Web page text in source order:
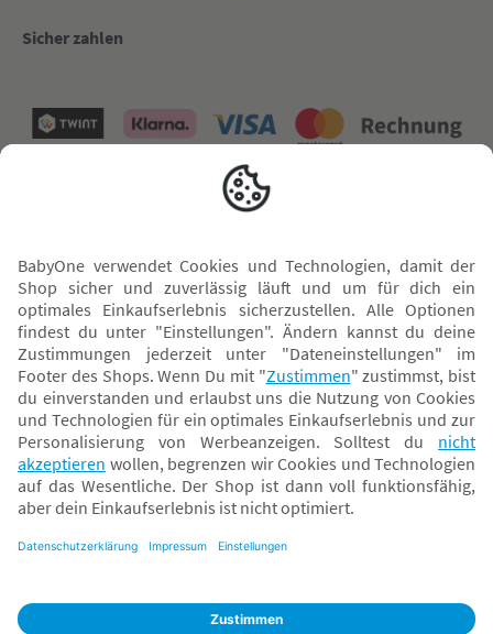
Sicher zahlen
* Alle Preise inkl. MwSt. und ggf. zzgl.Versandkosten. Der dargestellte Preis gilt -
abhängig von der von dir gewählten Option - im BabyOne-Onlineshop oder bei
Abholung in dem von dir gewählten BabyOne-Franchise-Betrieb. Der für den
Onlineshop geltende Preis stellt bei einem Verkauf durch unsere Franchise-
Nehmer eine unverbindliche Preisempfehlung dar. Der Verkaufspreis der
Franchise-Nehmer im Rahmen der Option „Reservieren und Abholen“ kann
Versandzeiten gelten nur bei Bezahlung mit einer der folgenden Zahlarten: